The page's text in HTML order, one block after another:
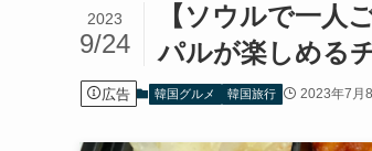
【ソウルで一人
パルが楽しめる
2023
9/24
広告 韓国グルメ 韓国旅行 2023年7月